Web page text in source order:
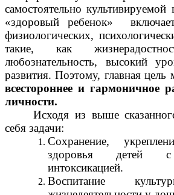
самостоятельно
«здоровый ребенок»
физиологических,
такие, как
любознательность, высокий
развития. Поэтому, главная цель
всестороннее и гармоничное
личности.
Исходя из выше
себя задачи:
Сохранение,
здоровья детей с
интоксикацией.
Воспитание